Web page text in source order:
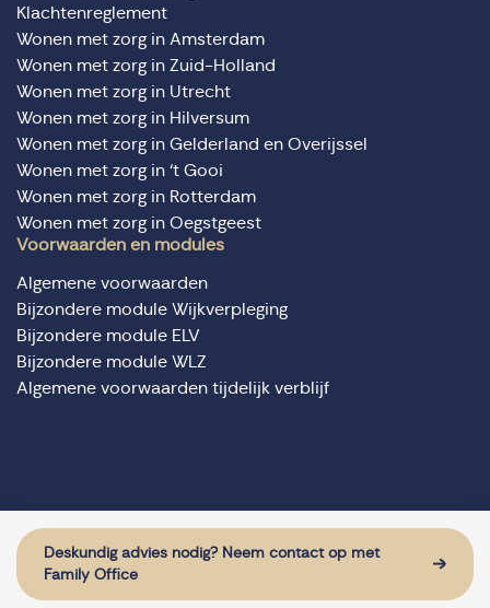
Deskundig advies nodig? Neem contact op met
Family Office
Klachtenreglement
Wonen met zorg in Amsterdam
Wonen met zorg in Zuid-Holland
Wonen met zorg in Utrecht
Wonen met zorg in Hilversum
Wonen met zorg in Gelderland en Overijssel
Wonen met zorg in ‘t Gooi
Wonen met zorg in Rotterdam
Wonen met zorg in Oegstgeest
Voorwaarden en modules
Algemene voorwaarden
Bijzondere module Wijkverpleging
Bijzondere module ELV
Bijzondere module WLZ
Algemene voorwaarden tijdelijk verblijf
Website door: Sturdy Digital